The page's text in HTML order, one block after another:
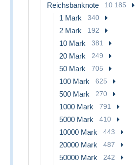
Reichsbanknote 10 185
1 Mark 340
2 Mark 192
10 Mark 381
20 Mark 249
50 Mark 705
100 Mark 625
500 Mark 270
1000 Mark 791
5000 Mark 410
10000 Mark 443
20000 Mark 487
50000 Mark 242